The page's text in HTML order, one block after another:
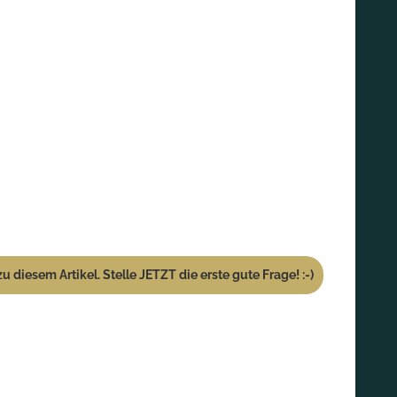
diesem Artikel. Stelle JETZT die erste gute Frage! :-)